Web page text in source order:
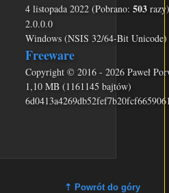
4 listopada 2022 (Pobrano: 503 razy)
2.0.0.0
Windows (NSIS 32/64-Bit Unicode)
Freeware
Copyright © 2016 - 2026 Paweł
1,10 MB (1161145 bajtów)
⇡ Powrót do góry